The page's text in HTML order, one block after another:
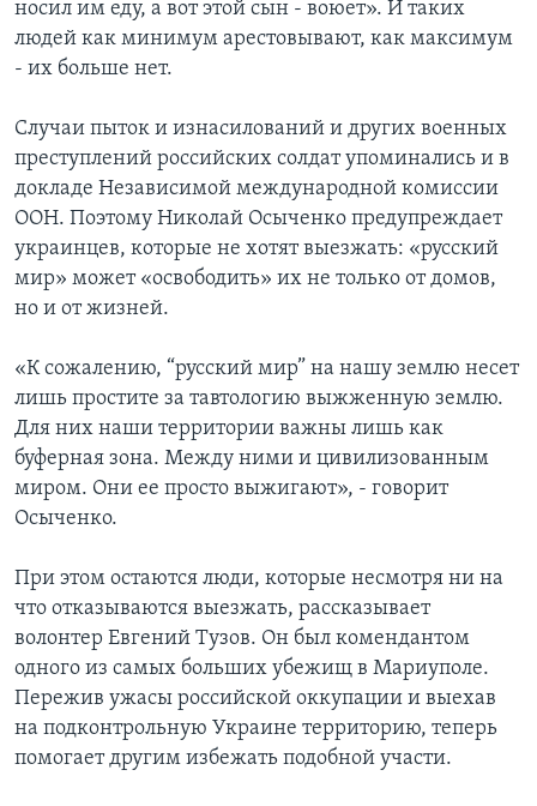
носил им еду, а вот этой сын - воюет». И таких
людей как минимум арестовывают, как максимум
- их больше нет.
Случаи пыток и изнасилований и других военных
преступлений российских солдат упоминались и в
докладе Независимой международной комиссии
ООН. Поэтому Николай Осыченко предупреждает
украинцев, которые не хотят выезжать: «русский
мир» может «освободить» их не только от домов,
но и от жизней.
«К сожалению, “русский мир” на нашу землю несет
лишь простите за тавтологию выжженную землю.
Для них наши территории важны лишь как
буферная зона. Между ними и цивилизованным
миром. Они ее просто выжигают», - говорит
Осыченко.
При этом остаются люди, которые несмотря ни на
что отказываются выезжать, рассказывает
волонтер Евгений Тузов. Он был комендантом
одного из самых больших убежищ в Мариуполе.
Пережив ужасы российской оккупации и выехав
на подконтрольную Украине территорию, теперь
помогает другим избежать подобной участи.